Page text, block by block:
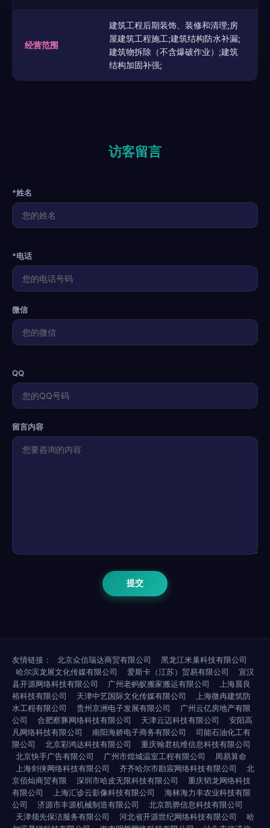
经营范围
建筑工程后期装饰、装修和清理;房
屋建筑工程施工;建筑结构防水补漏;
建筑物拆除（不含爆破作业）;建筑
结构加固补强;
访客留言
*姓名
*电话
微信
QQ
留言内容
友情链接： 北京众信瑞达商贸有限公司
黑龙江米巢科技有限公司
哈尔滨龙展文化传媒有限公司
爱斯卡（江苏）贸易有限公司
宣汉
县开源网络科技有限公司
广州老蚂蚁搬家搬运有限公司
上海晨良
裕科技有限公司
天津中艺国际文化传媒有限公司
上海微冉建筑防
水工程有限公司
贵州京洲电子发展有限公司
广州云亿房地产有限
公司
合肥察豚网络科技有限公司 天津云迈科技有限公司
安阳高
凡网络科技有限公司
南阳海娇电子商务有限公司
司能石油化工有
限公司
北京彩鸿达科技有限公司
重庆翰君杭维信息科技有限公司
北京快手广告有限公司
广州市煌城温室工程有限公司
周易算命
上海剑侠网络科技有限公司
齐齐哈尔市勘宸网络科技有限公司
北
京佰灿商贸有限
深圳市哈皮无限科技有限公司
重庆韬龙网络科技
有限公司
上海汇诊云影像科技有限公司
海林海力丰农业科技有限
公司
济源市丰源机械制造有限公司
北京凯骅信息科技有限公司
天津领先保洁服务有限公司
河北省开源世纪网络科技有限公司
哈